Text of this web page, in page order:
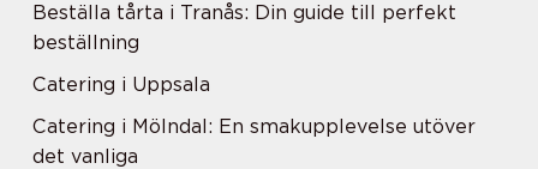
Beställa tårta i Tranås: Din guide till perfekt
beställning
Catering i Uppsala
Catering i Mölndal: En smakupplevelse utöver
det vanliga